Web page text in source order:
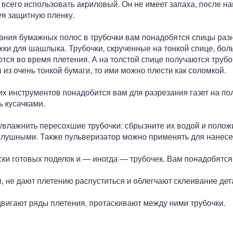
использовать акриловый. Он не имеет запаха, после
защитную пленку.
бумажных полос в трубочки вам понадобятся спицы
для шашлыка. Трубочки, скрученные на тонкой спице,
во время плетения. А на толстой спице получаются
очень тонкой бумаги, то ими можно плести как соломкой.
инструментов понадобится вам для разрезания газет на
кусачками.
пересохшие трубочки: сбрызните их водой и
Также пульверизатор можно применять для
готовых поделок и — иногда — трубочек. Вам
дают плетению распуститься и облегчают склеивание
ряды плетения, протаскивают между ними трубочки.